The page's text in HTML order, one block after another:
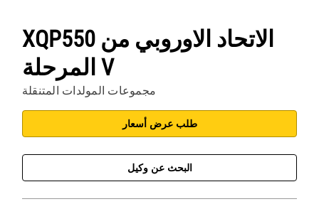
XQP550 الاتحاد الاوروبي من
المرحلة V
مجموعات المولدات المتنقلة
طلب عرض أسعار
البحث عن وكيل